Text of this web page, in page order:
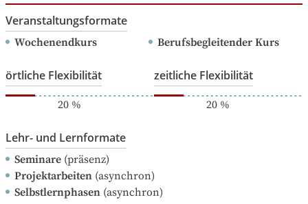
Veranstaltungsformate
Wochenendkurs Berufsbegleitender Kurs
örtliche Flexibilität
20%
zeitliche Flexibilität
20%
Lehr- und Lernformate
Seminare (präsenz)
Projektarbeiten (asynchron)
Selbstlernphasen (asynchron)